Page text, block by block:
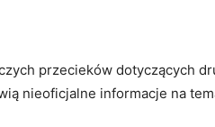
przecieków ⁢dotyczących
nieoficjalne informacje na